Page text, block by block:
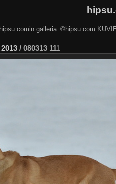
galleria. ©hipsu.com
2013 / 080313 111